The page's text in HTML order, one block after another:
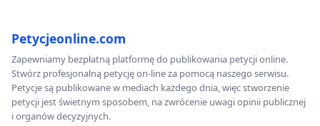
Petycjeonline.com
Zapewniamy bezpłatną platformę do publikowania petycji online.
Stwórz profesjonalną petycję on-line za pomocą naszego serwisu.
Petycje są publikowane w mediach każdego dnia, więc stworzenie
petycji jest świetnym sposobem, na zwrócenie uwagi opinii publicznej
i organów decyzyjnych.